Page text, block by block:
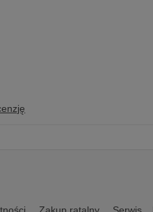
Zakup ratalny Serwis